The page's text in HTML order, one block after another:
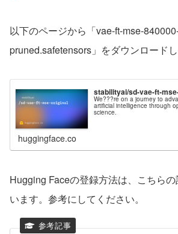
以下のページから「vae-ft-mse-
pruned.safetensors」をダウンロードし
stabilityai/sd-vae-ft-
We???re on a journey to
artificial intelligence through
science.
huggingface.co
Hugging Faceの登録方法は、こちら
います。参考にしてください。